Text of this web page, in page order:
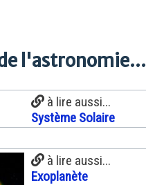
l'astronomie...
à lire aussi...
Système Solaire
à lire aussi...
Exoplanète